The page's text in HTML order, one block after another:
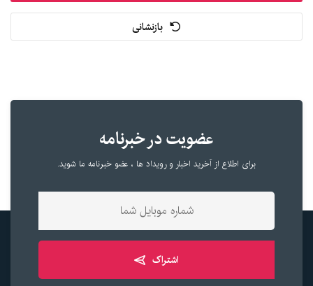
بازنشانی
عضویت در خبرنامه
برای اطلاع از آخرید اخبار و رویداد ها ، عضو خبرنامه ما شوید.
اشتراک